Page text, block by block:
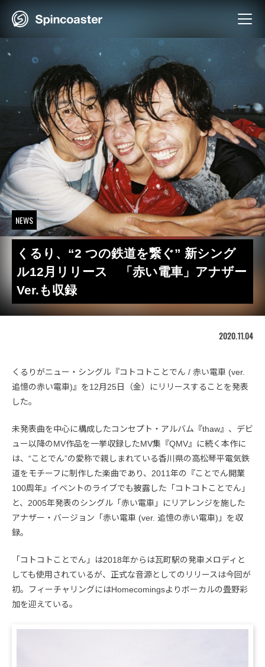
NEWS
くるり、“2 つの鉄道を繋ぐ” 新シング
ル12⽉リリース 「赤い電車」アナザー
Ver.も収録
2020.11.04
くるりがニュー・シングル『コトコトことでん / 赤い電車 (ver.
追憶の赤い電車)』を12月25日（金）にリリースすることを発表
した。
未発表曲を中心に構成したコンセプト・アルバム『thaw』、デビ
ュー以降のMV作品を一挙収録したMV集『QMV』に続く本作に
は、“ことでん”の愛称で親しまれている香川県の高松琴平電気鉄
道をモチーフに制作した楽曲であり、2011年の『ことでん開業
100周年』イベントのライブでも披露した「コトコトことでん」
と、2005年発表のシングル「赤い電車」にリアレンジを施した
アナザー・バージョン「赤い電車 (ver. 追憶の赤い電車)」を収
録。
「コトコトことでん」は2018年からは瓦町駅の発車メロディと
しても使用されているが、正式な音源としてのリリースは今回が
初。フィーチャリングにはHomecomingsよりボーカルの畳野彩
加を迎えている。